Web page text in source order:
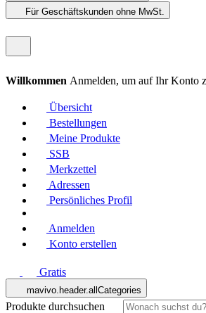
Für Geschäftskunden ohne MwSt.
Willkommen Anmelden, um auf Ihr Konto
Übersicht
Bestellungen
Meine Produkte
SSB
Merkzettel
Adressen
Persönliches Profil
Anmelden
Konto erstellen
Gratis
mavivo.header.allCategories
Produkte durchsuchen